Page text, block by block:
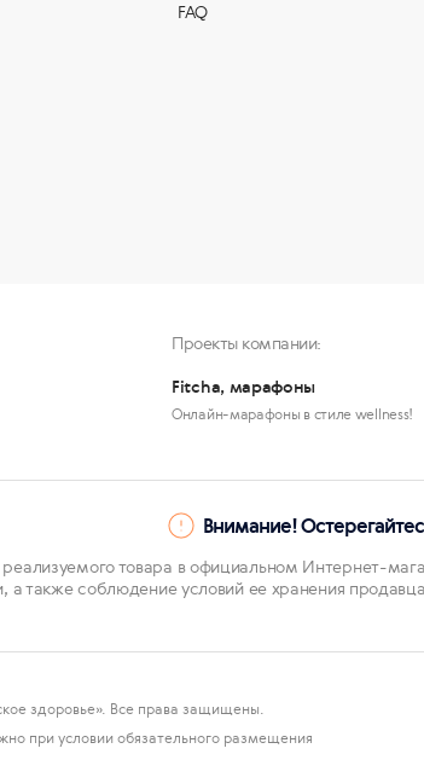
FAQ
Проекты компании:
Fitcha, марафоны
Онлайн-марафоны в стиле wellness!
Внимание!
товара в официальном Интернет-
также соблюдение условий ее хранения
здоровье». Все права защищены.
при условии обязательного размещения